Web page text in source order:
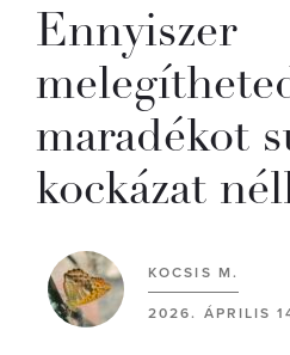
Ennyiszer
maradékot
kockázat
KOCSIS M.
2026. ÁPRILIS